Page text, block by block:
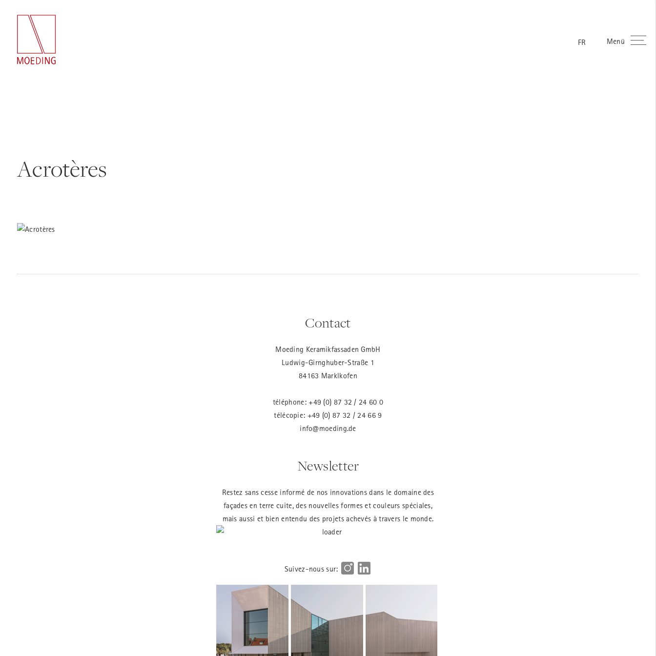
FR Menü
Acrotères
Contact
Moeding Keramikfassaden GmbH
Ludwig-Girnghuber-Straße 1
84163 Marklkofen
téléphone: +49 (0) 87 32 / 24 60 0
télécopie: +49 (0) 87 32 / 24 66 9
info@moeding.de
Newsletter
Restez sans cesse informé de nos innovations dans le domaine des
façades en terre cuite, des nouvelles formes et couleurs spéciales,
mais aussi et bien entendu des projets achevés à travers le monde.
Suivez-nous sur: